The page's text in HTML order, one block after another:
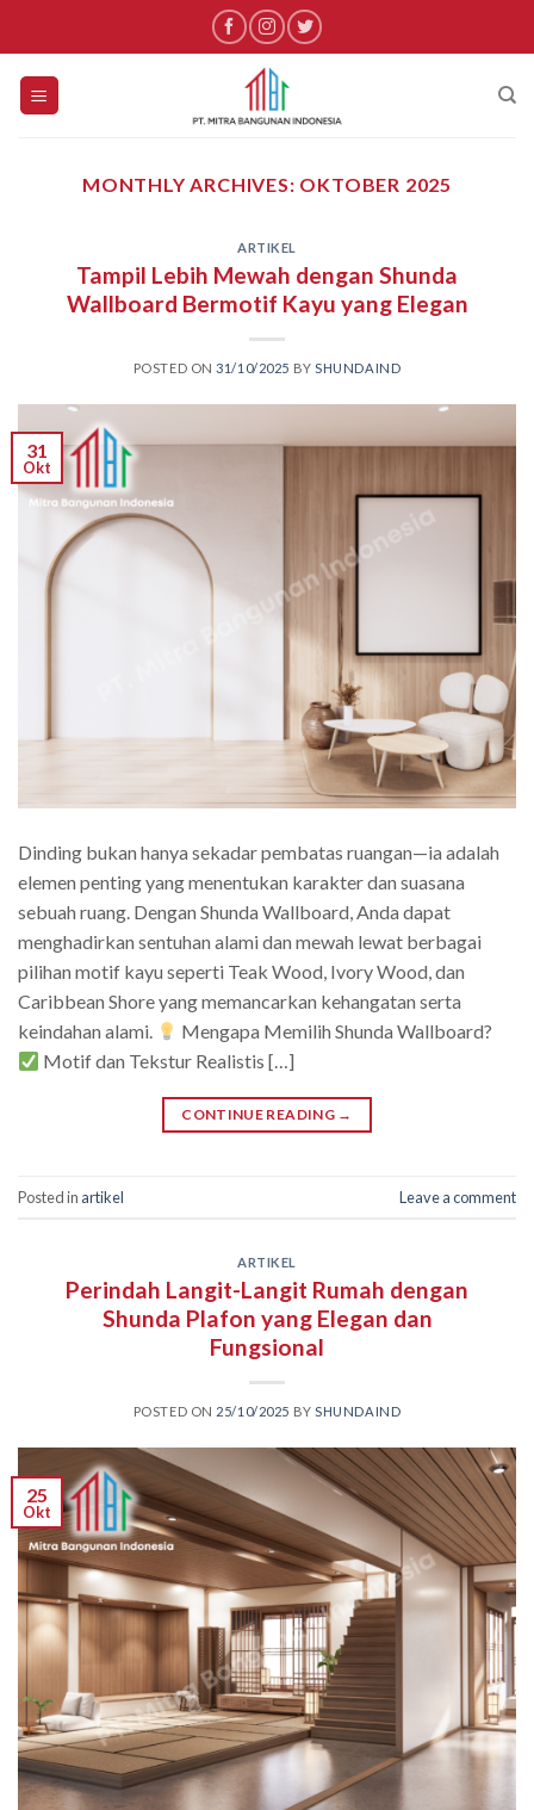
content
MONTHLY ARCHIVES: OKTOBER 2025
ARTIKEL
Tampil Lebih Mewah dengan Shunda
Wallboard Bermotif Kayu yang Elegan
POSTED ON31/10/2025 BY SHUNDAIND
31
Okt
Dinding bukan hanya sekadar pembatas ruangan—ia adalah
elemen penting yang menentukan karakter dan suasana
sebuah ruang. Dengan Shunda Wallboard, Anda dapat
menghadirkan sentuhan alami dan mewah lewat berbagai
pilihan motif kayu seperti Teak Wood, Ivory Wood, dan
Caribbean Shore yang memancarkan kehangatan serta
keindahan alami.
Mengapa Memilih Shunda Wallboard?
Motif dan Tekstur Realistis […]
CONTINUE READING →
Posted in artikel Leave a comment
ARTIKEL
Perindah Langit-Langit Rumah dengan
Shunda Plafon yang Elegan dan
Fungsional
POSTED ON 25/10/2025 BYSHUNDAIND
25
Okt